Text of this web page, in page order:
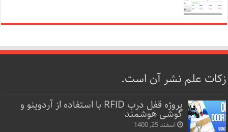
زکات علم نشر آن است.
پروژه قفل‌ درب RFID با استفاده از آردوینو و
گوشی هوشمند
اسفند 25, 1400